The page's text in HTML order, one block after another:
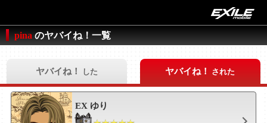
pina のヤバイね！一覧
ヤバイね！ した ヤバイね！ された
EX ゆり